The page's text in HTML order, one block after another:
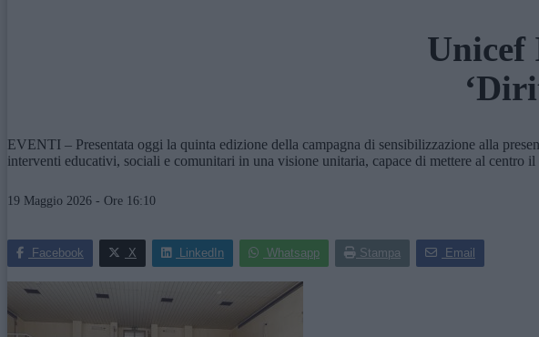
Unicef
EVENTI – Presentata oggi la quinta edizione della campagna di sensibilizzazione alla
interventi educativi, sociali e comunitari in una visione unitaria, capace di mettere al centro
19 Maggio 2026 - Ore 16:10
Facebook X LinkedIn Whatsapp Stampa Email